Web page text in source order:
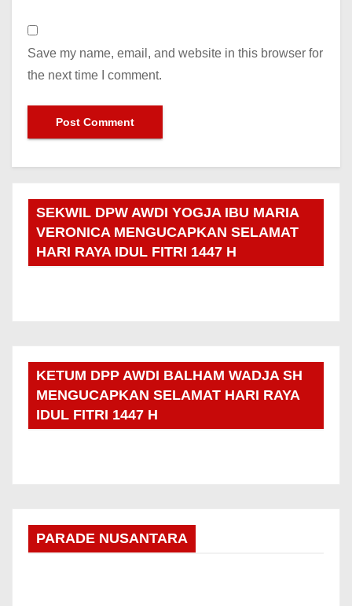
Save my name, email, and website in this browser for
the next time I comment.
SEKWIL DPW AWDI YOGJA IBU MARIA
VERONICA MENGUCAPKAN SELAMAT
HARI RAYA IDUL FITRI 1447 H
KETUM DPP AWDI BALHAM WADJA SH
MENGUCAPKAN SELAMAT HARI RAYA
IDUL FITRI 1447 H
PARADE NUSANTARA